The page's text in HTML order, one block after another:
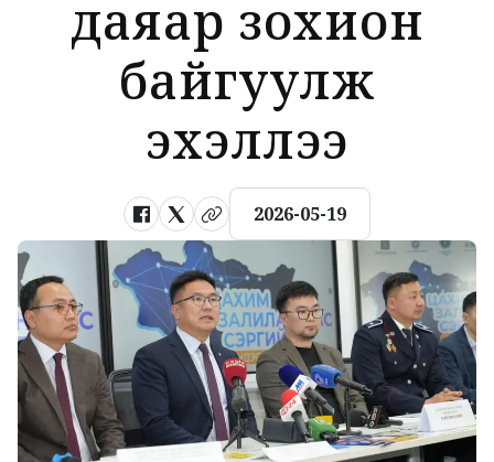
даяар зохион
байгуулж
эхэллээ
2026-05-19